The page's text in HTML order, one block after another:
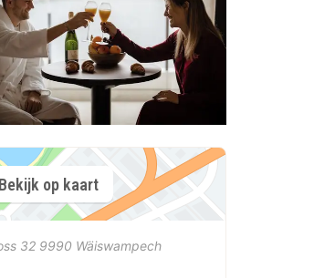
Bekijk op kaart
32 9990 Wäiswampech